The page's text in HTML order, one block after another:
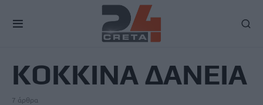
ΚΟΚΚΙΝΑ ΔΑΝΕΙΑ
7 άρθρα